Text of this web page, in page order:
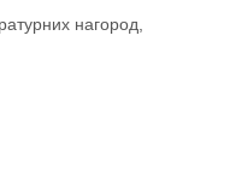
нагород,